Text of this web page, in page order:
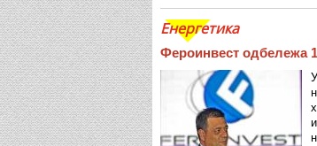
Енергетика
Фероинвест одбележа